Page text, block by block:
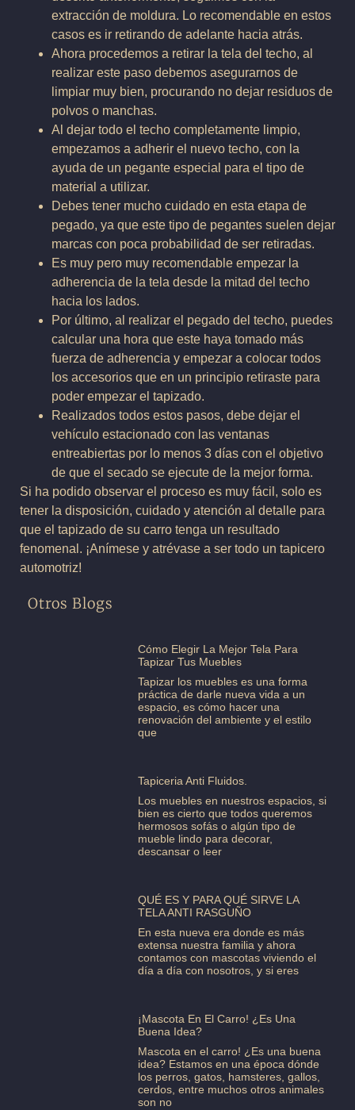
extracción de moldura. Lo recomendable en estos
casos es ir retirando de adelante hacia atrás.
Ahora procedemos a retirar la tela del techo, al
realizar este paso debemos asegurarnos de
limpiar muy bien, procurando no dejar residuos de
polvos o manchas.
Al dejar todo el techo completamente limpio,
empezamos a adherir el nuevo techo, con la
ayuda de un pegante especial para el tipo de
material a utilizar.
Debes tener mucho cuidado en esta etapa de
pegado, ya que este tipo de pegantes suelen dejar
marcas con poca probabilidad de ser retiradas.
Es muy pero muy recomendable empezar la
adherencia de la tela desde la mitad del techo
hacia los lados.
Por último, al realizar el pegado del techo, puedes
calcular una hora que este haya tomado más
fuerza de adherencia y empezar a colocar todos
los accesorios que en un principio retiraste para
poder empezar el tapizado.
Realizados todos estos pasos, debe dejar el
vehículo estacionado con las ventanas
entreabiertas por lo menos 3 días con el objetivo
de que el secado se ejecute de la mejor forma.
Si ha podido observar el proceso es muy fácil, solo es
tener la disposición, cuidado y atención al detalle para
que el tapizado de su carro tenga un resultado
fenomenal. ¡Anímese y atrévase a ser todo un tapicero
automotriz!
Otros Blogs
Cómo Elegir La Mejor Tela Para
Tapizar Tus Muebles
Tapizar los muebles es una forma
práctica de darle nueva vida a un
espacio, es cómo hacer una
renovación del ambiente y el estilo
que
Tapiceria Anti Fluidos.
Los muebles en nuestros espacios, si
bien es cierto que todos queremos
hermosos sofás o algún tipo de
mueble lindo para decorar,
descansar o leer
QUÉ ES Y PARA QUÉ SIRVE LA
TELA ANTI RASGUÑO
En esta nueva era donde es más
extensa nuestra familia y ahora
contamos con mascotas viviendo el
día a día con nosotros, y si eres
¡Mascota En El Carro! ¿Es Una
Buena Idea?
Mascota en el carro! ¿Es una buena
idea? Estamos en una época dónde
los perros, gatos, hamsteres, gallos,
cerdos, entre muchos otros animales
son no